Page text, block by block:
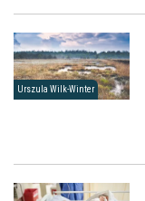
Urszula Wilk-Winter